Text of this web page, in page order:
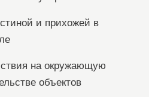
и прихожей в
на окружающую
объектов